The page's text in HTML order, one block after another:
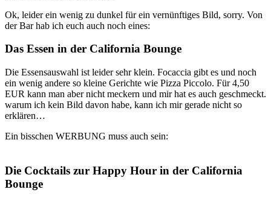
Ok, leider ein wenig zu dunkel für ein vernünftiges Bild, sorry. Von
der Bar hab ich euch auch noch eines:
Das Essen in der California Bounge
Die Essensauswahl ist leider sehr klein. Focaccia gibt es und noch
ein wenig andere so kleine Gerichte wie Pizza Piccolo. Für 4,50
EUR kann man aber nicht meckern und mir hat es auch geschmeckt.
warum ich kein Bild davon habe, kann ich mir gerade nicht so
erklären…
Ein bisschen WERBUNG muss auch sein:
Die Cocktails zur Happy Hour in der California
Bounge